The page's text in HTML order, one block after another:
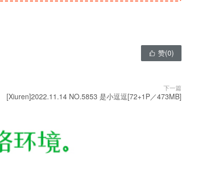
 赞(0)
下一篇
[Xiuren]2022.11.14 NO.5853 是小逗逗[72+1P／473MB]